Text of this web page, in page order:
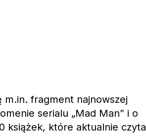
m.in. fragment najnowszej
serialu „Mad Man” i o
książek, które aktualnie czyta